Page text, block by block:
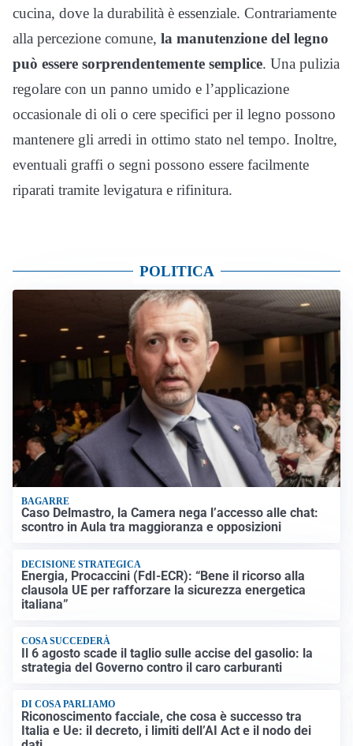
cucina, dove la durabilità è essenziale. Contrariamente
alla percezione comune, la manutenzione del legno
può essere sorprendentemente semplice. Una pulizia
regolare con un panno umido e l’applicazione
occasionale di oli o cere specifici per il legno possono
mantenere gli arredi in ottimo stato nel tempo. Inoltre,
eventuali graffi o segni possono essere facilmente
riparati tramite levigatura e rifinitura.
POLITICA
BAGARRE
Caso Delmastro, la Camera nega l’accesso alle chat:
scontro in Aula tra maggioranza e opposizioni
DECISIONE STRATEGICA
Energia, Procaccini (FdI-ECR): “Bene il ricorso alla
clausola UE per rafforzare la sicurezza energetica
italiana”
COSA SUCCEDERÀ
Il 6 agosto scade il taglio sulle accise del gasolio: la
strategia del Governo contro il caro carburanti
DI COSA PARLIAMO
Riconoscimento facciale, che cosa è successo tra
Italia e Ue: il decreto, i limiti dell’AI Act e il nodo dei